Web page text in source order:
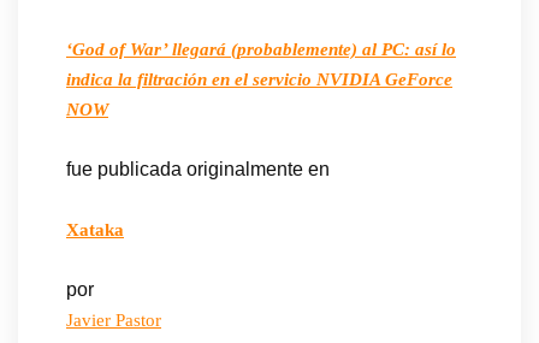
‘God of War’ llegará (probablemente) al PC: así lo
indica la filtración en el servicio NVIDIA GeForce
NOW
fue publicada originalmente en
Xataka
por
Javier Pastor